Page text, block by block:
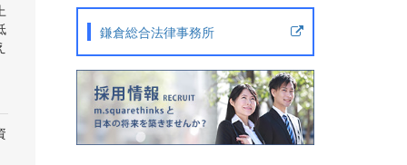
鎌倉総合法律事務所